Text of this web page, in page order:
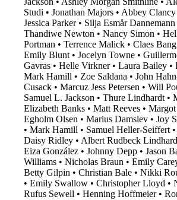
Studi • Jonathan Majors • Abbey Clancy
Jessica Parker• Silja Esmår Dannemann
Thandiwe Newton • Nancy Simon •
Portman • Terrence Malick • Claes Bang
Emily Blunt • Jocelyn Towne •
Gavras • Helle Virkner• Laura Bailey •
Mark Hamill • Zoe Saldana • John
Cusack • Marcuz Jess Petersen • Will
Samuel L. Jackson • Thure Lindhardt •
Elizabeth Banks • Matt Reeves •
Egholm Olsen • Marius Damslev • Joy
• Mark Hamill • Samuel Heller-Seiffert •
Daisy Ridley • Albert Rudbeck
Eiza González • Johnny Depp • Jason
Williams • Nicholas Braun • Emily
Betty Gilpin • Christian Bale • Nikki
• Emily Swallow • Christopher Lloyd •
Rufus Sewell • Henning Hoffmeier•